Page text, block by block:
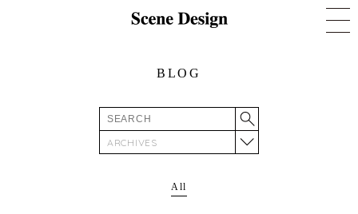
BLOG
ARCHIVES
All